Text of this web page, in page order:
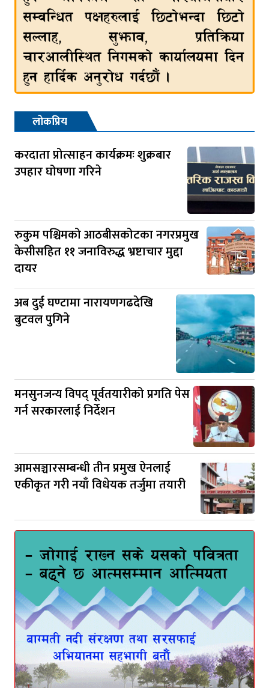
लोकप्रिय
करदाता प्रोत्साहन कार्यक्रमः शुक्रबार
उपहार घोषणा गरिने
रुकुम पश्चिमको आठबीसकोटका नगरप्रमुख
केसीसहित ११ जनाविरुद्ध भ्रष्टाचार मुद्दा
दायर
अब दुई घण्टामा नारायणगढदेखि
बुटवल पुगिने
मनसुनजन्य विपद् पूर्वतयारीको प्रगति पेस
गर्न सरकारलाई निर्देशन
आमसञ्चारसम्बन्धी तीन प्रमुख ऐनलाई
एकीकृत गरी नयाँ विधेयक तर्जुमा तयारी